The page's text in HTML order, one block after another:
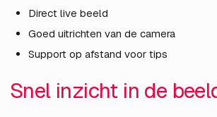
Direct live beeld
Goed uitrichten van de camera
Support op afstand voor tips
Snel inzicht in de